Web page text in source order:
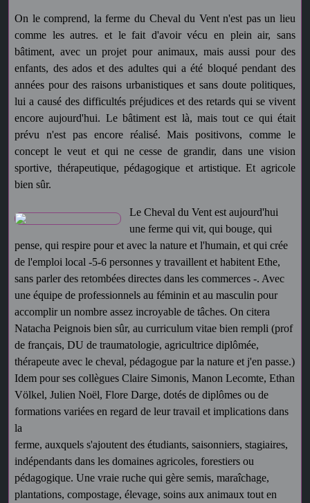
On le comprend, la ferme du Cheval du Vent n'est pas un lieu
comme les autres. et le fait d'avoir vécu en plein air, sans
bâtiment, avec un projet pour animaux, mais aussi pour des
enfants, des ados et des adultes qui a été bloqué pendant des
années pour des raisons urbanistiques et sans doute politiques,
lui a causé des difficultés préjudices et des retards qui se vivent
encore aujourd'hui. Le bâtiment est là, mais tout ce qui était
prévu n'est pas encore réalisé. Mais positivons, comme le
concept le veut et qui ne cesse de grandir, dans une vision
sportive, thérapeutique, pédagogique et artistique. Et agricole
bien sûr.
Le Cheval du Vent est aujourd'hui
une ferme qui vit, qui bouge, qui
pense, qui respire pour et avec la nature et l'humain, et qui crée
de l'emploi local -5-6 personnes y travaillent et habitent Ethe,
sans parler des retombées directes dans les commerces -. Avec
une équipe de professionnels au féminin et au masculin pour
accomplir un nombre assez incroyable de tâches. On citera
Natacha Peignois bien sûr, au curriculum vitae bien rempli (prof
de français, DU de traumatologie, agricultrice diplômée,
thérapeute avec le cheval, pédagogue par la nature et j'en passe.)
Idem pour ses collègues Claire Simonis, Manon Lecomte, Ethan
Völkel, Julien Noël, Flore Darge, dotés de diplômes ou de
formations variées en regard de leur travail et implications dans
la
ferme, auxquels s'ajoutent des étudiants, saisonniers, stagiaires,
indépendants dans les domaines agricoles, forestiers ou
pédagogique. Une vraie ruche qui gère semis, maraîchage,
plantations, compostage, élevage, soins aux animaux tout en